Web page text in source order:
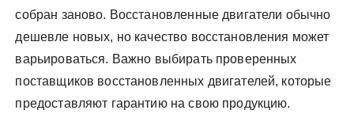
собран заново. Восстановленные двигатели обычно
дешевле новых, но качество восстановления может
варьироваться. Важно выбирать проверенных
поставщиков восстановленных двигателей, которые
предоставляют гарантию на свою продукцию.